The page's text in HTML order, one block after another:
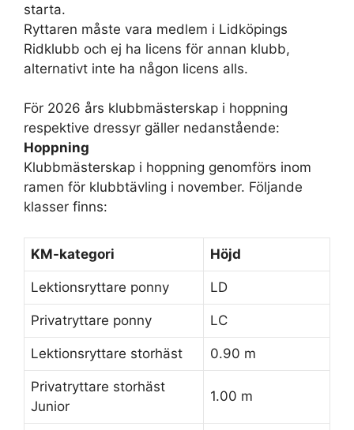
starta.
Ryttaren måste vara medlem i Lidköpings
Ridklubb och ej ha licens för annan klubb,
alternativt inte ha någon licens alls.
För 2026 års klubbmästerskap i hoppning
respektive dressyr gäller nedanstående:
Hoppning
Klubbmästerskap i hoppning genomförs inom
ramen för klubbtävling i november. Följande
klasser finns:
KM-kategori Höjd
Lektionsryttare ponny LD
Privatryttare ponny LC
Lektionsryttare storhäst 0.90 m
Privatryttare storhäst
Junior
1.00 m